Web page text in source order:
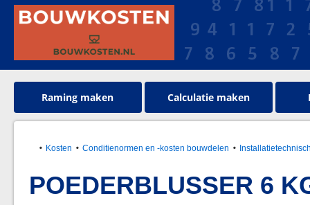
Raming maken Calculatie maken
Kosten Conditienormen en -kosten bouwdelen
POEDERBLUSSER 6